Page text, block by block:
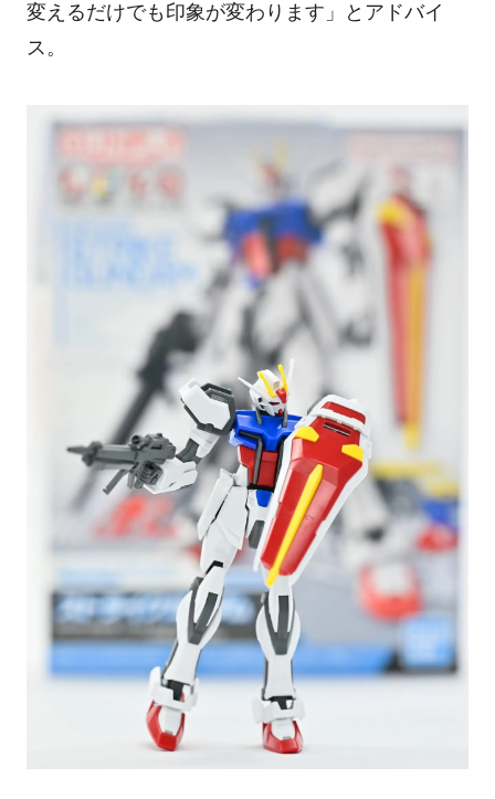
変えるだけでも印象が変わります」とアドバイ
ス。